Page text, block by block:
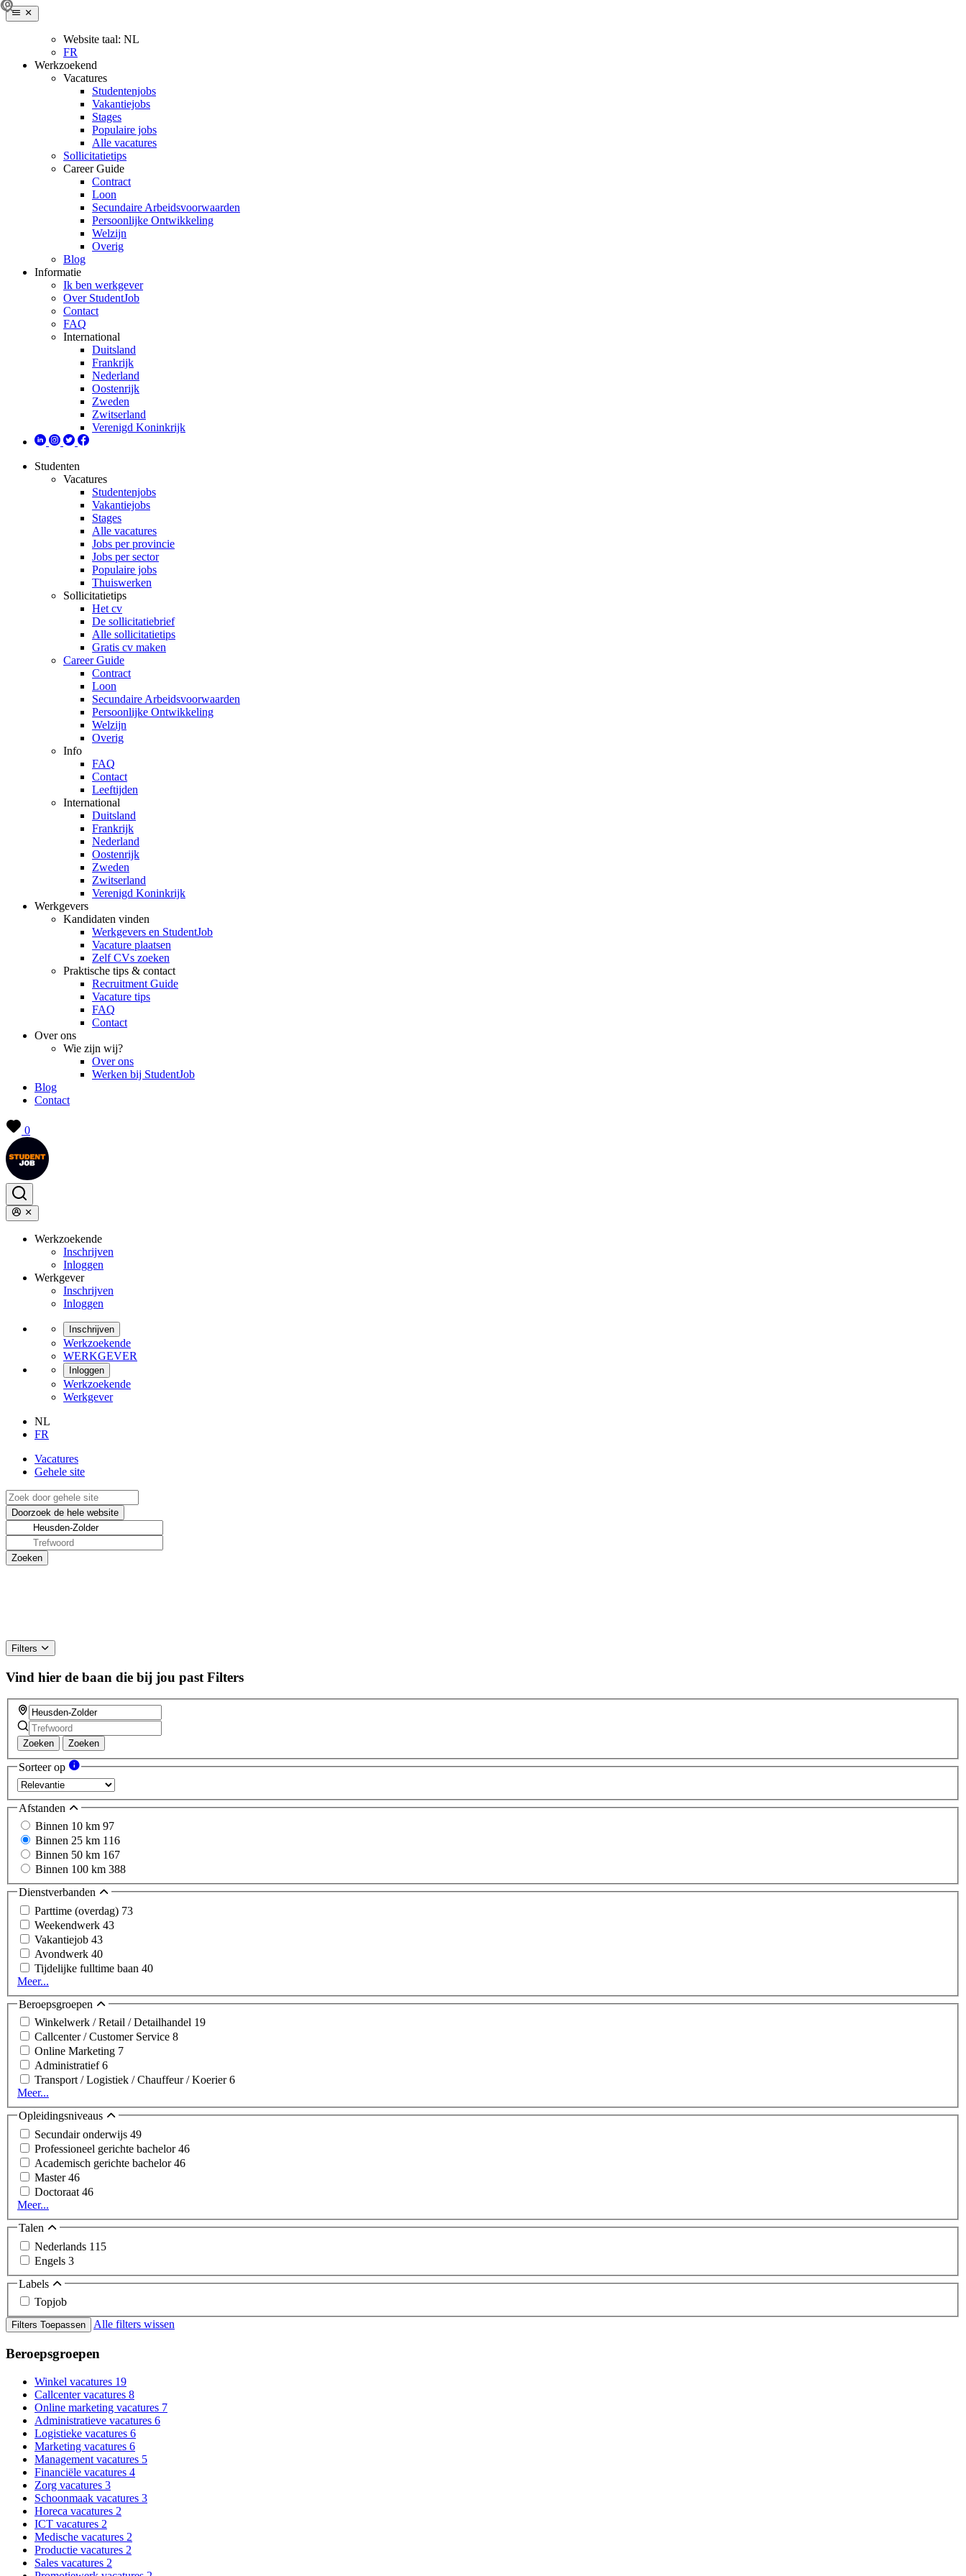
Website taal: NL
FR
Werkzoekend
Vacatures
Studentenjobs
Vakantiejobs
Stages
Populaire jobs
Alle vacatures
Sollicitatietips
Career Guide
Contract
Loon
Secundaire Arbeidsvoorwaarden
Persoonlijke Ontwikkeling
Welzijn
Overig
Blog
Informatie
Ik ben werkgever
Over StudentJob
Contact
FAQ
International
Duitsland
Frankrijk
Nederland
Oostenrijk
Zweden
Zwitserland
Verenigd Koninkrijk
Studenten
Vacatures
Studentenjobs
Vakantiejobs
Stages
Alle vacatures
Jobs per provincie
Jobs per sector
Populaire jobs
Thuiswerken
Sollicitatietips
Het cv
De sollicitatiebrief
Alle sollicitatietips
Gratis cv maken
Career Guide
Contract
Loon
Secundaire Arbeidsvoorwaarden
Persoonlijke Ontwikkeling
Welzijn
Overig
Info
FAQ
Contact
Leeftijden
International
Duitsland
Frankrijk
Nederland
Oostenrijk
Zweden
Zwitserland
Verenigd Koninkrijk
Werkgevers
Kandidaten vinden
Werkgevers en StudentJob
Vacature plaatsen
Zelf CVs zoeken
Praktische tips & contact
Recruitment Guide
Vacature tips
FAQ
Contact
Over ons
Wie zijn wij?
Over ons
Werken bij StudentJob
Blog
Contact
0
Werkzoekende
Inschrijven
Inloggen
Werkgever
Inschrijven
Inloggen
Inschrijven
Werkzoekende
WERKGEVER
Inloggen
Werkzoekende
Werkgever
NL
FR
Vacatures
Gehele site
Filters
Vind hier de baan die bij jou past Filters
Zoeken Zoeken
Sorteer op
Afstanden
Binnen 10 km 97
Binnen 25 km 116
Binnen 50 km 167
Binnen 100 km 388
Dienstverbanden
Parttime (overdag) 73
Weekendwerk 43
Vakantiejob 43
Avondwerk 40
Tijdelijke fulltime baan 40
Meer...
Beroepsgroepen
Winkelwerk / Retail / Detailhandel 19
Callcenter / Customer Service 8
Online Marketing 7
Administratief6
Transport / Logistiek / Chauffeur / Koerier6
Meer...
Opleidingsniveaus
Secundair onderwijs 49
Professioneel gerichte bachelor46
Academisch gerichte bachelor46
Master46
Doctoraat 46
Meer...
Talen
Nederlands 115
Engels 3
Labels
Topjob
Filters Toepassen Alle filters wissen
Beroepsgroepen
Winkel vacatures 19
Callcenter vacatures 8
Online marketing vacatures 7
Administratieve vacatures 6
Logistieke vacatures 6
Marketing vacatures 6
Management vacatures 5
Financiële vacatures 4
Zorg vacatures 3
Schoonmaak vacatures 3
Horeca vacatures 2
ICT vacatures 2
Medische vacatures 2
Productie vacatures 2
Sales vacatures 2